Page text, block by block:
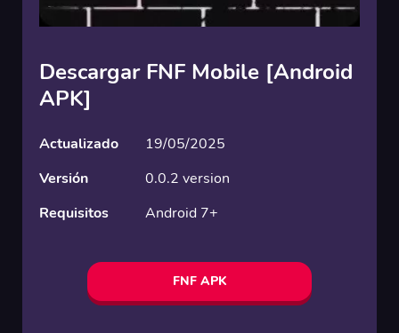
Descargar FNF Mobile [Android
APK]
Actualizado
19/05/2025
Versión
0.0.2 version
Requisitos
Android 7+
FNF APK